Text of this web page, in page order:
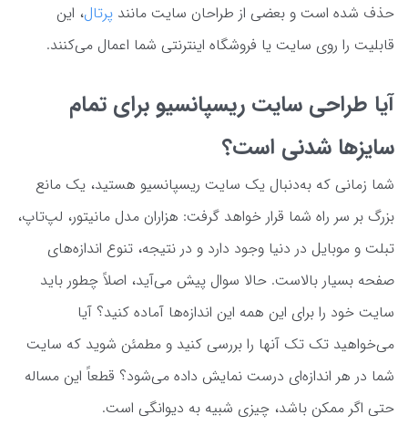
حذف شده است و بعضی از طراحان سایت‌ مانند پرتال، این
قابلیت را روی سایت یا فروشگاه اینترنتی شما اعمال می‌کنند.
آیا طراحی سایت ریسپانسیو برای تمام
سایز‌ها شدنی است؟
شما زمانی که به‌دنبال یک سایت ریسپانسیو هستید، یک مانع
بزرگ بر سر راه شما قرار خواهد گرفت: هزاران مدل مانیتور، لپ‌تاپ،
تبلت و موبایل در دنیا وجود دارد و در نتیجه، تنوع اندازه‌های
صفحه بسیار بالاست. حالا سوال پیش می‌آید، اصلاً چطور باید
سایت خود را برای این همه این اندازه‌ها آماده کنید؟ آیا
می‌خواهید تک تک آنها را بررسی کنید و مطمئن شوید که سایت
شما در هر اندازه‌ای درست نمایش داده می‌شود؟ قطعاً این مساله
حتی اگر ممکن باشد، چیزی شبیه به دیوانگی است.